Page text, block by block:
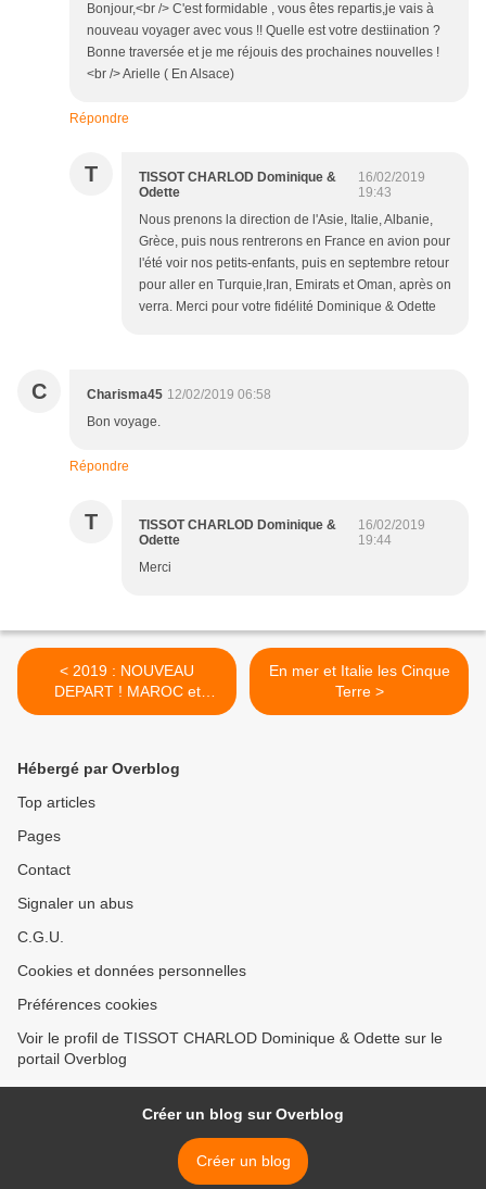
Bonjour,<br /> C'est formidable , vous êtes repartis,je vais à
nouveau voyager avec vous !! Quelle est votre destiination ?
Bonne traversée et je me réjouis des prochaines nouvelles !
<br /> Arielle ( En Alsace)
Répondre
T
TISSOT CHARLOD Dominique &
Odette
16/02/2019
19:43
Nous prenons la direction de l'Asie, Italie, Albanie,
Grèce, puis nous rentrerons en France en avion pour
l'été voir nos petits-enfants, puis en septembre retour
pour aller en Turquie,Iran, Emirats et Oman, après on
verra. Merci pour votre fidélité Dominique & Odette
C Charisma45 12/02/2019 06:58
Bon voyage.
Répondre
T
TISSOT CHARLOD Dominique &
Odette
16/02/2019
19:44
Merci
< 2019 : NOUVEAU
DEPART ! MAROC et
TRAVAUX
En mer et Italie les Cinque
Terre >
Hébergé par Overblog
Top articles
Pages
Contact
Signaler un abus
C.G.U.
Cookies et données personnelles
Préférences cookies
Voir le profil de TISSOT CHARLOD Dominique & Odette sur le
portail Overblog
Créer un blog sur Overblog
Créer un blog